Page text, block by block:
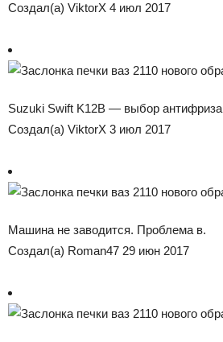
Создал(а) ViktorX 4 июл 2017
Suzuki Swift K12B — выбор антифриза
Создал(а) ViktorX 3 июл 2017
Машина не заводится. Проблема в.
Создал(а) Roman47 29 июн 2017